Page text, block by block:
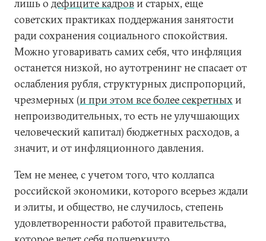
лишь о дефиците кадрови старых, еще
советских практиках поддержания занятости
ради сохранения социального спокойствия.
Можно уговаривать самих себя, что инфляция
останется низкой, но аутотренинг не спасает от
ослабления рубля, структурных диспропорций,
чрезмерных (и при этом все более секретныхи
непроизводительных, то есть не улучшающих
человеческий капитал) бюджетных расходов, а
значит, и от инфляционного давления.
Тем не менее, с учетом того, что коллапса
российской экономики, которого всерьез ждали
и элиты, и общество, не случилось, степень
удовлетворенности работой правительства,